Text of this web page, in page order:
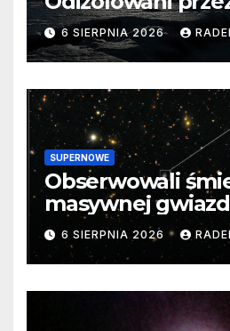
barierę
6 SIERPNIA 2026
SUPERNOWE
Obserwowali
masywnej
samego
cenne dane
6 SIERPNIA 2026